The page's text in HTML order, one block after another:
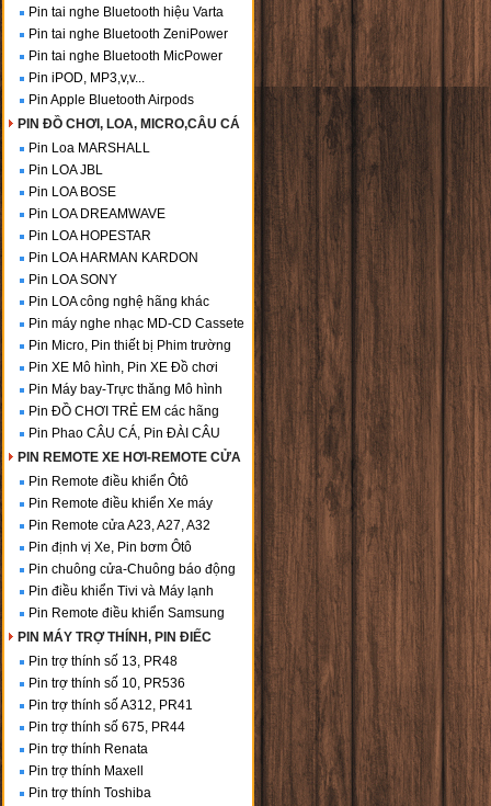
Pin tai nghe Bluetooth hiệu Varta
Pin tai nghe Bluetooth ZeniPower
Pin tai nghe Bluetooth MicPower
Pin iPOD, MP3,v,v...
Pin Apple Bluetooth Airpods
PIN ĐỒ CHƠI, LOA, MICRO,CÂU CÁ
Pin Loa MARSHALL
Pin LOA JBL
Pin LOA BOSE
Pin LOA DREAMWAVE
Pin LOA HOPESTAR
Pin LOA HARMAN KARDON
Pin LOA SONY
Pin LOA công nghệ hãng khác
Pin máy nghe nhạc MD-CD Cassete
Pin Micro, Pin thiết bị Phim trường
Pin XE Mô hình, Pin XE Đồ chơi
Pin Máy bay-Trực thăng Mô hình
Pin ĐỒ CHƠI TRẺ EM các hãng
Pin Phao CÂU CÁ, Pin ĐÀI CÂU
PIN REMOTE XE HƠI-REMOTE CỬA
Pin Remote điều khiển Ôtô
Pin Remote điều khiển Xe máy
Pin Remote cửa A23, A27, A32
Pin định vị Xe, Pin bơm Ôtô
Pin chuông cửa-Chuông báo động
Pin điều khiển Tivi và Máy lạnh
Pin Remote điều khiển Samsung
PIN MÁY TRỢ THÍNH, PIN ĐIẾC
Pin trợ thính số 13, PR48
Pin trợ thính số 10, PR536
Pin trợ thính số A312, PR41
Pin trợ thính số 675, PR44
Pin trợ thính Renata
Pin trợ thính Maxell
Pin trợ thính Toshiba